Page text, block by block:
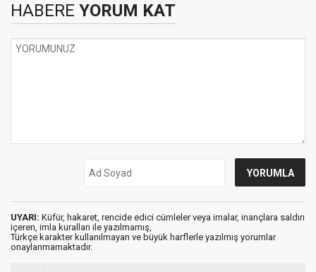
HABERE YORUM KAT
UYARI: Küfür, hakaret, rencide edici cümleler veya imalar, inançlara saldırı
içeren, imla kuralları ile yazılmamış,
Türkçe karakter kullanılmayan ve büyük harflerle yazılmış yorumlar
onaylanmamaktadır.